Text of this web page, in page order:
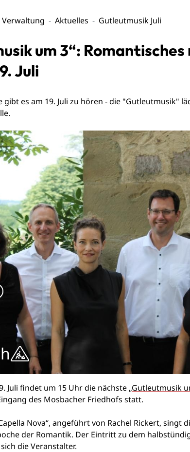
Verwaltung Aktuelles Gutleutmusik Juli
um 3“:
Juli
gibt es am 19. Juli zu hören - die "Gutleutmusik"
Juli findet um 15 Uhr die nächste „Gutleutmusik
des Mosbacher Friedhofs statt.
Nova“, angeführt von Rachel Rickert, singt
der Romantik. Der Eintritt zu dem
die Veranstalter.